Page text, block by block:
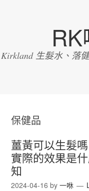
Kirkland 生髮水、落
保健品
薑黃可以生髮
實際的效果是
知
2024-04-16 by一咻